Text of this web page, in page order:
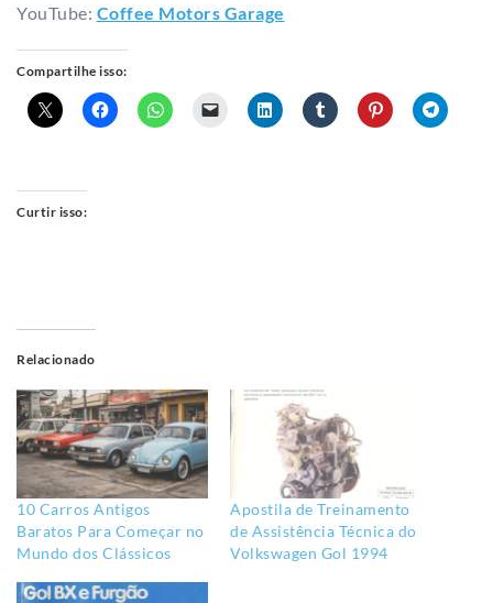
YouTube: Coffee Motors Garage
Compartilhe isso:
Curtir isso:
Relacionado
10 Carros Antigos
Baratos Para Começar no
Mundo dos Clássicos
Apostila de Treinamento
de Assistência Técnica do
Volkswagen Gol 1994